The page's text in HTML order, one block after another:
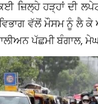
ਜ਼ਿਲ੍ਹੇ ਹੜ੍ਹਾਂ
ਵੱਲੋਂ ਮੌਸਮ ਨੂੰ
ਪੱਛਮੀ ਬੰਗਾਲ,